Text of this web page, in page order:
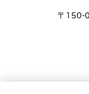
〒150-